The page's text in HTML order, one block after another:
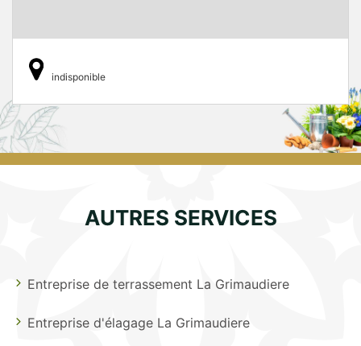
indisponible
AUTRES SERVICES
Entreprise de terrassement La Grimaudiere
Entreprise d'élagage La Grimaudiere